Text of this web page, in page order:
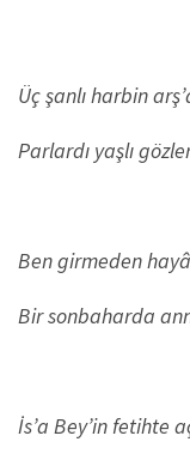
Üç şanlı harbin
Parlardı yaşlı
Ben girmeden
Bir sonbaharda
İs’a Bey’in fetihte